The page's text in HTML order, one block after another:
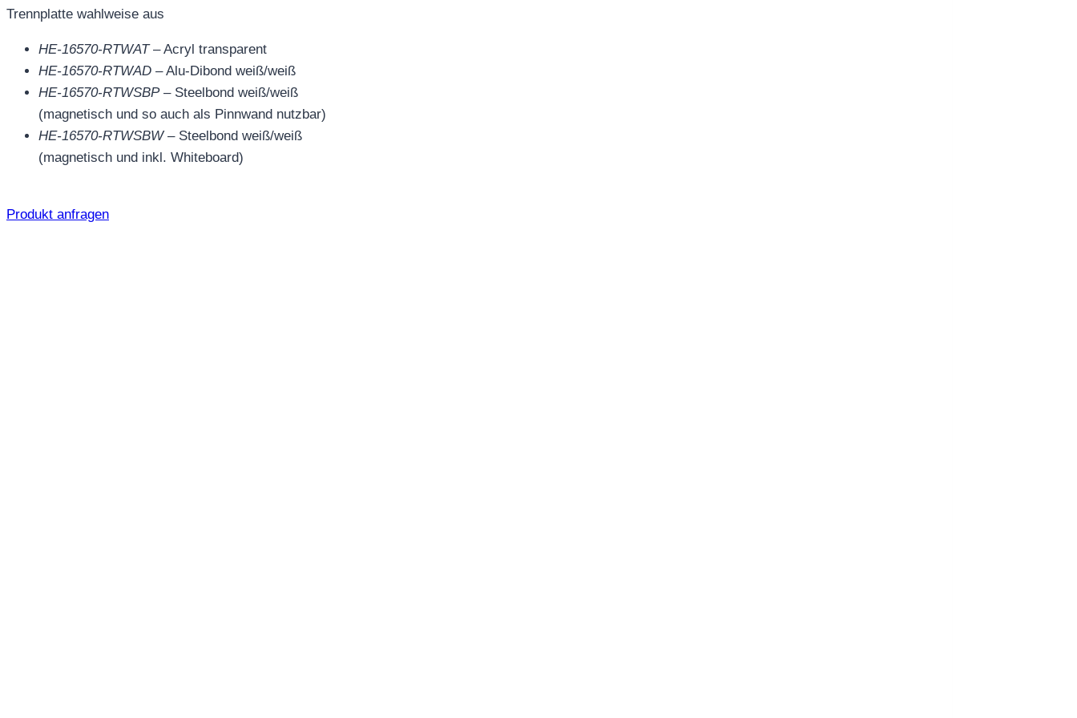
Trennplatte wahlweise aus
HE-16570-RTWAT– Acryl transparent
HE-16570-RTWAD – Alu-Dibond weiß/weiß
HE-16570-RTWSBP – Steelbond weiß/weiß
(magnetisch und so auch als Pinnwand nutzbar)
HE-16570-RTWSBW– Steelbond weiß/weiß
(magnetisch und inkl. Whiteboard)
Produkt anfragen